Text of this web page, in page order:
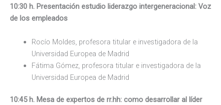
10:30 h. Presentación estudio liderazgo intergeneracional: Voz
de los empleados
Rocío Moldes, profesora titular e investigadora de la
Universidad Europea de Madrid
Fátima Gómez, profesora titular e investigadora de la
Universidad Europea de Madrid
10:45 h. Mesa de expertos de rr.hh: como desarrollar al líder